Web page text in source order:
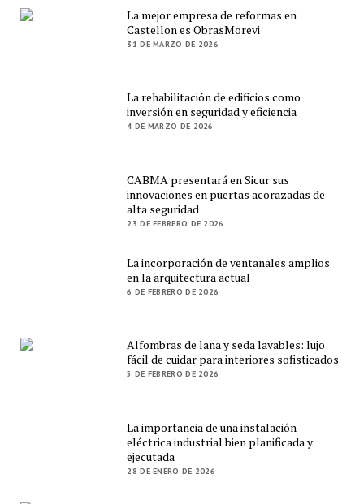
La mejor empresa de reformas en
Castellon es ObrasMorevi
31 DE MARZO DE 2026
La rehabilitación de edificios como
inversión en seguridad y eficiencia
4 DE MARZO DE 2026
CABMA presentará en Sicur sus
innovaciones en puertas acorazadas de
alta seguridad
23 DE FEBRERO DE 2026
La incorporación de ventanales amplios
en la arquitectura actual
6 DE FEBRERO DE 2026
Alfombras de lana y seda lavables: lujo
fácil de cuidar para interiores sofisticados
5 DE FEBRERO DE 2026
La importancia de una instalación
eléctrica industrial bien planificada y
ejecutada
28 DE ENERO DE 2026